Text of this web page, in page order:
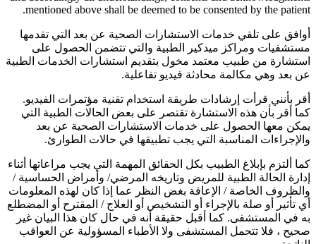
mentioned above shall be deemed to be consented by the patient.
أوافق على تلقي خدمات الاستشارات الصحية عن بعد التي تقدمها
مستشفيات ومراكز ميدكير الطبية والتي تتضمن الحصول على
استشارة من طبيب معتمد مخول بتقديم استشارات الخدمات الطبية
عن بعد وهي مكالمة محادثة فيديو تفاعلية.
أقر بأنني قرأت إرشادات طريقة استخدام تقنية مؤتمرات الفيديو.
كما أقر بأن هذه الاستشارة تقتصر على بعض الحالات الطبية التي
يمكن معها الحصول على خدمات الاستشارات الصحية عن بعد
والإجراءات المناسبة التي يجب تطبيقها في حالات الطوارئ.
كما ألتزم بإبلاغ الطبيب بكل الحقائق المهمة التي يجب مراعاتها أثناء
إدارة الحالة الطبية للمريض وتاريخه المرضي/ وأمراض الحساسية /
والظروف الخاصة / الإعاقة بغض النظر عما إذا كان لهذه المعلومات
أي تأثير أو صلة بالإجراء أو التشخيص أو العلاج / المقترح أو المضطلع
به في المستشفى. كما أقبل حقيقة أنه في حال كان هذا البيان غير
صحيح ، فلا تتحمل المستشفى ولا الأطباء المسؤولية عن العواقب